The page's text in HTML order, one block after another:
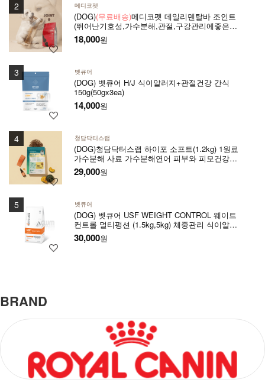
메디코펫
(DOG)(무료배송)메디코펫 데일리덴탈바 조인트
(뛰어난기호성,가수분해,관절,구강관리에좋은덴
18,000원
벳큐어
(DOG) 벳큐어 H/J 식이알러지+관절건강 간식
150g(50gx3ea)
14,000원
청담닥터스랩
(DOG)청담닥터스랩 하이포 소프트(1.2kg) 1원료
가수분해 사료 가수분해연어 피부와 피모건강에
도움 장건강 긴장완화 부드러운식감
29,000원
벳큐어
(DOG) 벳큐어 USF WEIGHT CONTROL 웨이트
컨트롤 멀티펑션 (1.5kg,5kg) 체중관리 식이알러
지 관절건강 아토피완화 위장관질환에 도움
30,000원
BRAND